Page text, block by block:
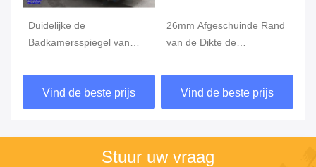
Duidelijke de
Badkamersspiegel van
Spiegel voor Slaapkamer
Vind de beste prijs
26mm Afgeschuinde Rand
van de Dikte de
Muur Spiegel voor
Toilettafel
Vind de beste prijs
Stuur uw vraag